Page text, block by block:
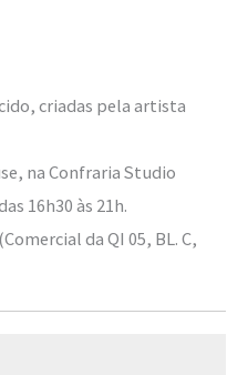
criadas pela artista
na Confraria Studio
16h30 às 21h.
da QI 05, BL. C,